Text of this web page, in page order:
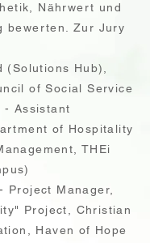
Nährwert und
bewerten. Zur Jury
(Solutions Hub),
of Social Service
- Assistant
of Hospitality
THEi
Project Manager,
Project, Christian
Haven of Hope